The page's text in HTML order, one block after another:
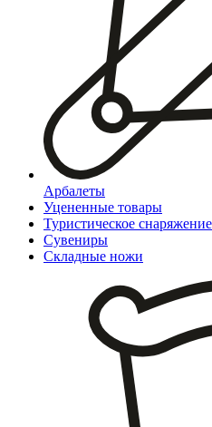
Арбалеты
Уцененные товары
Туристическое снаряжение
Сувениры
Складные ножи